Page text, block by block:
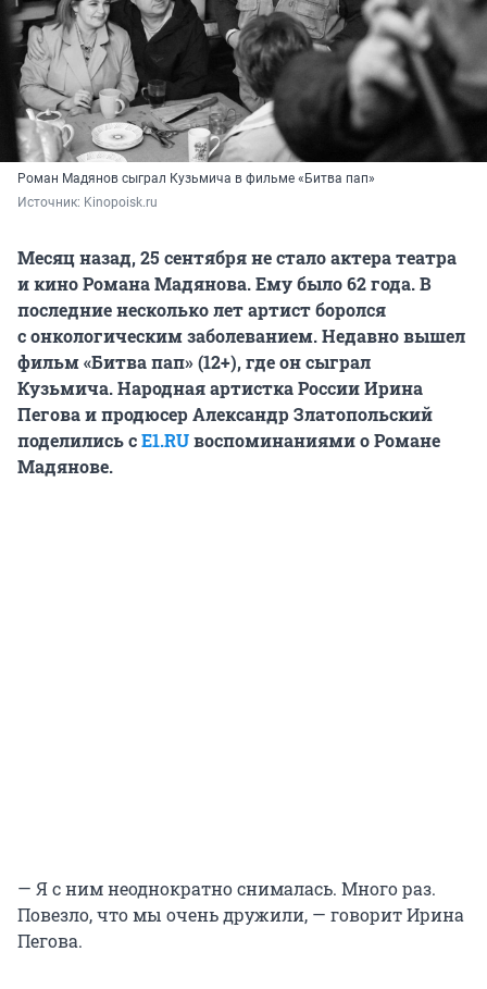
Роман Мадянов сыграл Кузьмича в фильме «Битва пап»
Источник: Kinopoisk.ru
Месяц назад, 25 сентября не стало актера театра
и кино Романа Мадянова. Ему было 62 года. В
последние несколько лет артист боролся
с онкологическим заболеванием. Недавно вышел
фильм «Битва пап» (12+), где он сыграл
Кузьмича. Народная артистка России Ирина
Пегова и продюсер Александр Златопольский
поделились сE1.RUвоспоминаниями о Романе
Мадянове.
— Я с ним неоднократно снималась. Много раз.
Повезло, что мы очень дружили, — говорит Ирина
Пегова.